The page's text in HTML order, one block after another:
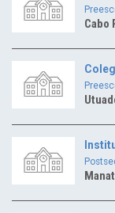
Cabo